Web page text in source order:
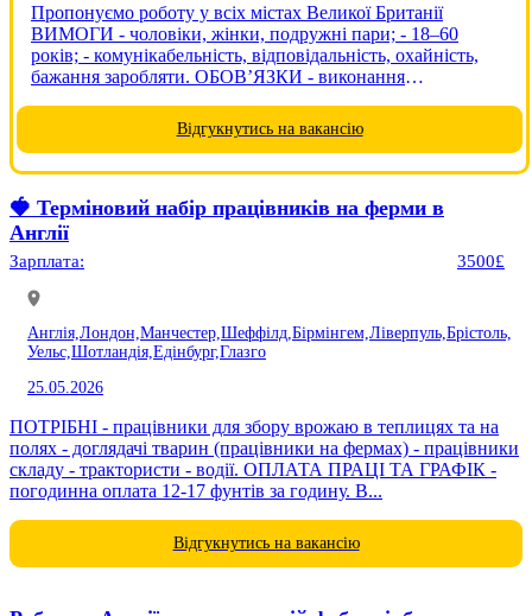
Пропонуємо роботу у всіх містах Великої Британії
ВИМОГИ - чоловіки, жінки, подружні пари; - 18–60
років; - комунікабельність, відповідальність, охайність,
бажання заробляти. ОБОВ’ЯЗКИ - виконання
сортування, сканування товару, збір врожаю....
Відгукнутись на вакансію
🍓 Терміновий набір працівників на ферми в
Англії
Зарплата: 3500£
Англія, Лондон, Манчестер, Шеффілд, Бірмінгем, Ліверпуль, Брістоль,
Уельс, Шотландія, Едінбург,Глазго
25.05.2026
ПОТРІБНІ - працівники для збору врожаю в теплицях та на
полях - доглядачі тварин (працівники на фермах) - працівники
складу - трактористи - водії. ОПЛАТА ПРАЦІ ТА ГРАФІК -
погодинна оплата 12-17 фунтів за годину. В...
Відгукнутись на вакансію